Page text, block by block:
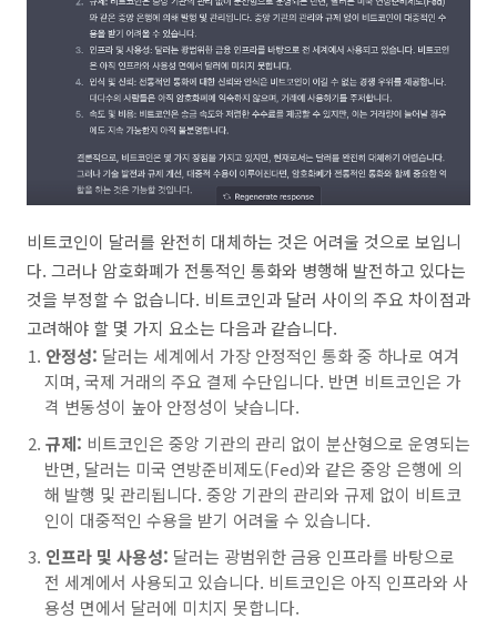
비트코인이 달러를 완전히 대체하는 것은 어려울 것으로 보입니
다. 그러나 암호화폐가 전통적인 통화와 병행해 발전하고 있다는
것을 부정할 수 없습니다. 비트코인과 달러 사이의 주요 차이점과
고려해야 할 몇 가지 요소는 다음과 같습니다.
안정성: 달러는 세계에서 가장 안정적인 통화 중 하나로 여겨
지며, 국제 거래의 주요 결제 수단입니다. 반면 비트코인은 가
격 변동성이 높아 안정성이 낮습니다.
규제: 비트코인은 중앙 기관의 관리 없이 분산형으로 운영되는
반면, 달러는 미국 연방준비제도(Fed)와 같은 중앙 은행에 의
해 발행 및 관리됩니다. 중앙 기관의 관리와 규제 없이 비트코
인이 대중적인 수용을 받기 어려울 수 있습니다.
인프라 및 사용성: 달러는 광범위한 금융 인프라를 바탕으로
전 세계에서 사용되고 있습니다. 비트코인은 아직 인프라와 사
용성 면에서 달러에 미치지 못합니다.